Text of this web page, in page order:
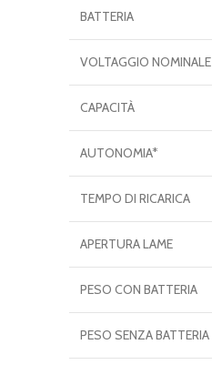
BATTERIA
VOLTAGGIO NOMINALE
CAPACITÀ
AUTONOMIA*
TEMPO DI RICARICA
APERTURA LAME
PESO CON BATTERIA
PESO SENZA BATTERIA